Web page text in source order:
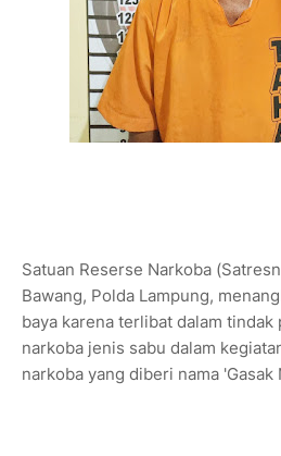
Satuan Reserse Narkoba
Bawang, Polda Lampung,
baya karena terlibat dalam tindak
narkoba jenis sabu dalam
narkoba yang diberi nama 'Gasak